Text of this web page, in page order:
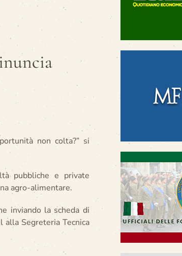
non colta?” si
pubbliche e private
agro-alimentare.
inviando la scheda di
Segreteria Tecnica